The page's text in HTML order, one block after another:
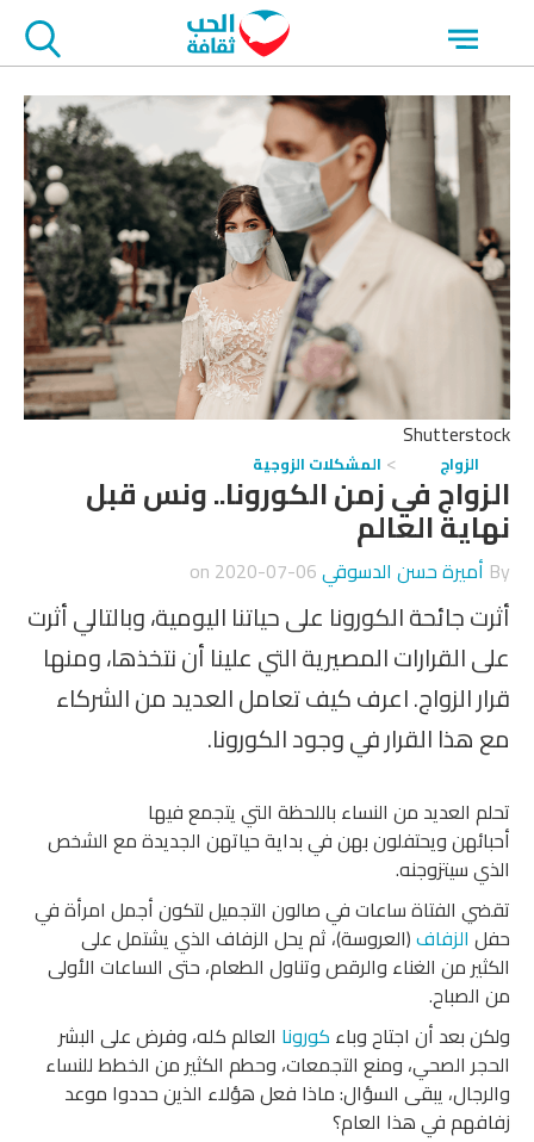
Open
menu
Shutterstock
الزواج المشكلات الزوجية
الزواج في زمن الكورونا.. ونس قبل
نهاية العالم
By أميرة حسن الدسوقي2020-07-06
أثرت جائحة الكورونا على حياتنا اليومية، وبالتالي أثرت
على القرارات المصيرية التي علينا أن نتخذها، ومنها
قرار الزواج. اعرف كيف تعامل العديد من الشركاء
مع هذا القرار في وجود الكورونا.
تحلم العديد من النساء باللحظة التي يتجمع فيها
أحبائهن ويحتفلون بهن في بداية حياتهن الجديدة مع الشخص
الذي سيتزوجنه.
تقضي الفتاة ساعات في صالون التجميل لتكون أجمل امرأة في
حفل الزفاف(العروسة)، ثم يحل الزفاف الذي يشتمل على
الكثير من الغناء والرقص وتناول الطعام، حتى الساعات الأولى
من الصباح.
ولكن بعد أن اجتاح وباء كورونا العالم كله، وفرض على البشر
الحجر الصحي، ومنع التجمعات، وحطم الكثير من الخطط للنساء
والرجال، يبقى السؤال: ماذا فعل هؤلاء الذين حددوا موعد
زفافهم في هذا العام؟